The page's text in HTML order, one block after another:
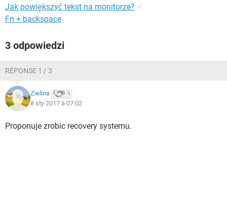
Jak powiększyć tekst na monitorze? ✓
Fn + backspace
3 odpowiedzi
RÉPONSE 1 / 3
Zielina 1
8 sty 2017 à 07:02
Proponuje zrobic recovery systemu.